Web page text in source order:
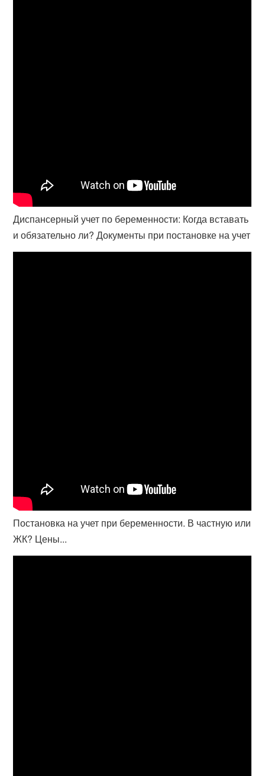
Диспансерный учет по беременности: Когда вставать
и обязательно ли? Документы при постановке на учет
Постановка на учет при беременности. В частную или
ЖК? Цены...